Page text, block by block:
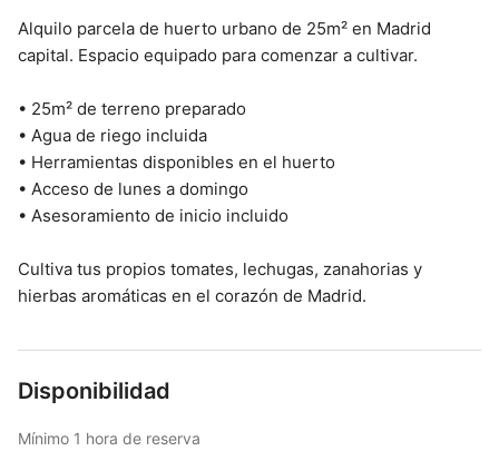
Alquilo parcela de huerto urbano de 25m² en Madrid
capital. Espacio equipado para comenzar a cultivar.
• 25m² de terreno preparado
• Agua de riego incluida
• Herramientas disponibles en el huerto
• Acceso de lunes a domingo
• Asesoramiento de inicio incluido
Cultiva tus propios tomates, lechugas, zanahorias y
hierbas aromáticas en el corazón de Madrid.
Disponibilidad
Mínimo 1 hora de reserva